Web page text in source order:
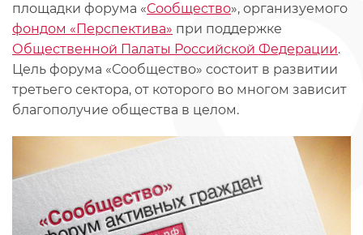
площадки форума «Сообщество», организуемого
фондом «Перспектива» при поддержке
Общественной Палаты Российской Федерации.
Цель форума «Сообщество» состоит в развитии
третьего сектора, от которого во многом зависит
благополучие общества в целом.